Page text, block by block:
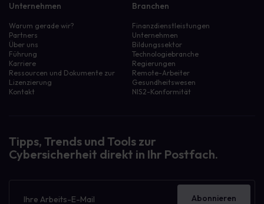
Unternehmen
Warum gerade wir?
Partners
Über uns
Führung
Karriere
Ressourcen und Dokumente zur
Lizenzierung
Kontakt
Branchen
Finanzdienstleistungen
Unternehmen
Bildungssektor
Technologiebranche
Regierungen
Remote-Arbeiter
Gesundheitswesen
NIS2-Konformität
Tipps, Trends und Tools zur
Cybersicherheit direkt in Ihr Postfach.
Abonnieren